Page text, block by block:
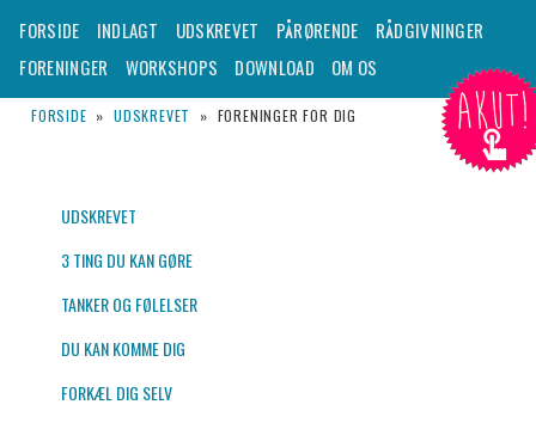
AKUT!
Udskrevet.dk
Hovedmenu
Fortsæt
FORSIDE INDLAGT UDSKREVET PÅRØRENDE
RÅDGIVNINGER
FORENINGER
WORKSHOPS DOWNLOAD OM OS
FORSIDE » UDSKREVET » FORENINGER FOR DIG
UDSKREVET
3 TING DU KAN GØRE
TANKER OG FØLELSER
DU KAN KOMME DIG
FORKÆL DIG SELV